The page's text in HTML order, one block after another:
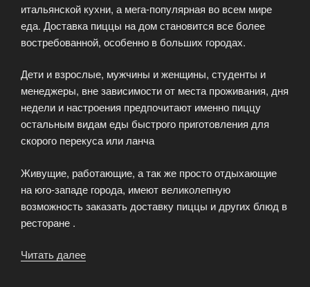
итальянской кухни, а мега-популярная во всем мире
еда. Доставка пиццы на дом становится все более
востребованной, особенно в больших городах.
Дети и взрослые, мужчины и женщины, студенты и
менеджеры, вне зависимости от места проживания, дня
недели и настроения предпочитают именно пиццу
остальным видам еды быстрого приготовления для
скорого перекуса или ланча
Живущие, работающие, а так же просто отдыхающие
на юго-западе города, имеют великолепную
возможность заказать доставку пиццы и других блюд в
ресторане .
Читать далее